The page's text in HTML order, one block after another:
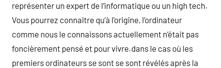
représenter un expert de l’informatique ou un high tech.
Vous pourrez connaitre qu’à l’origine, l’ordinateur
comme nous le connaissons actuellement n’était pas
foncièrement pensé et pour vivre.dans le cas où les
premiers ordinateurs se sont se sont révélés après la